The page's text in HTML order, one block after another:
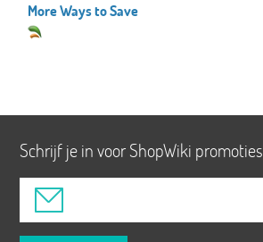
More Ways to Save
Schrijf je in voor ShopWiki promoties